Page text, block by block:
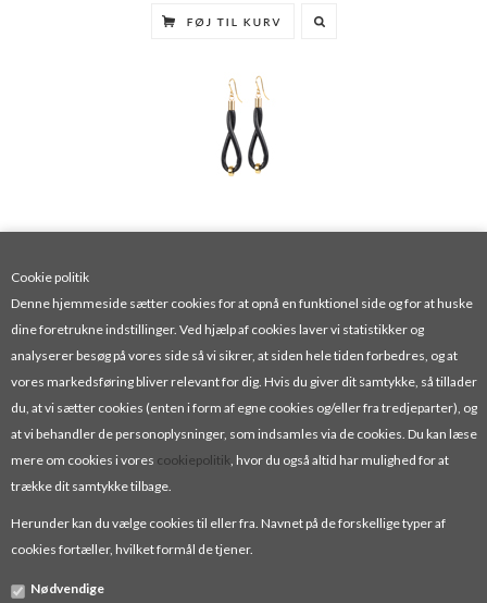
Cookie politik
Denne hjemmeside sætter cookies for at opnå en funktionel side og for at huske
dine foretrukne indstillinger. Ved hjælp af cookies laver vi statistikker og
analyserer besøg på vores side så vi sikrer, at siden hele tiden forbedres, og at
vores markedsføring bliver relevant for dig. Hvis du giver dit samtykke, så tillader
du, at vi sætter cookies (enten i form af egne cookies og/eller fra tredjeparter), og
at vi behandler de personoplysninger, som indsamles via de cookies. Du kan læse
mere om cookies i vores cookiepolitik, hvor du også altid har mulighed for at
trække dit samtykke tilbage.
Herunder kan du vælge cookies til eller fra. Navnet på de forskellige typer af
cookies fortæller, hvilket formål de tjener.
Nødvendige